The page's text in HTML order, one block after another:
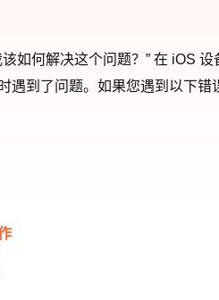
如何解决这个问题？” 在 iOS
遇到了问题。如果您遇到以下错